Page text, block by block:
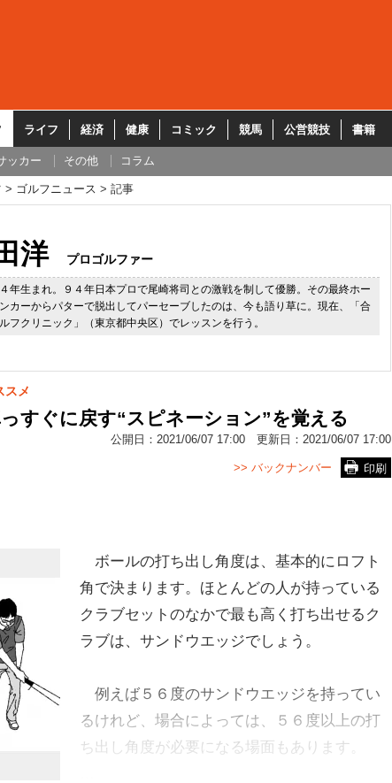
ライフ 経済 健康 コミック 競馬 公営競技 書籍
ッカー その他 コラム
ゴルフニュース 記事
洋 プロゴルファー
年生まれ。９４年日本プロで尾崎将司との激戦を制して優勝。その最終ホー
カーからパターで脱出してパーセーブしたのは、今も語り草に。現在、「合
フクリニック」（東京都中央区）でレッスンを行う。
スメ
すぐに戻す“スピネーション”を覚える
公開日： 2021/06/07 17:00 更新日： 2021/06/07 17:00
印刷
>> バックナンバー
ボールの打ち出し角度は、基本的にロフト
角で決まります。ほとんどの人が持っている
クラブセットのなかで最も高く打ち出せるク
ラブは、サンドウエッジでしょう。
例えば５６度のサンドウエッジを持ってい
るけれど、場合によっては、５６度以上の打
ち出し角度が必要になる場面もあります。